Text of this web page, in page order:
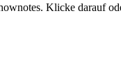
Klicke darauf